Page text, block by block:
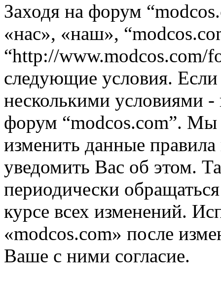
Заходя на форум
«нас», «наш»,
“http://www.modcos.com/
следующие условия.
несколькими условиями -
форум “modcos.com”. Мы
изменить данные
уведомить Вас об этом.
периодически
курсе всех изменений.
«modcos.com» после
Ваше с ними согласие.